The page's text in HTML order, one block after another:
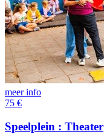
meer info
75 €
Speelplein : Theater